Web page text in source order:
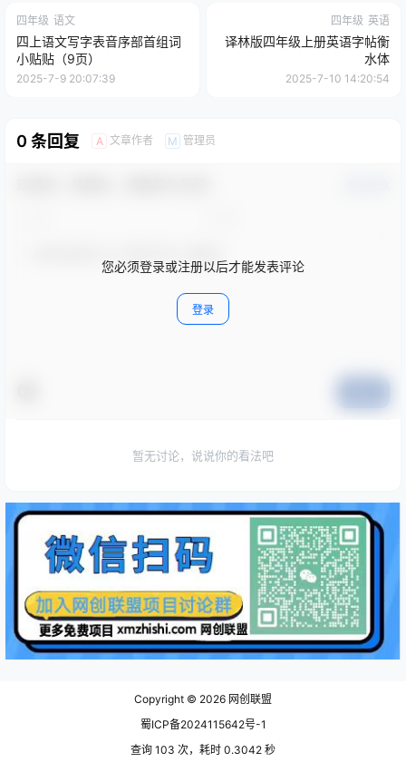
四年级 语文
四上语文写字表音序部首组词
小贴贴（9页）
2025-7-9 20:07:39
四年级 英语
译林版四年级上册英语字帖衡
水体
2025-7-10 14:20:54
0 条回复 A 文章作者 M 管理员
您必须登录或注册以后才能发表评论
登录
暂无讨论，说说你的看法吧
Copyright © 2026 网创联盟
蜀ICP备2024115642号-1
查询 103 次，耗时 0.3042 秒